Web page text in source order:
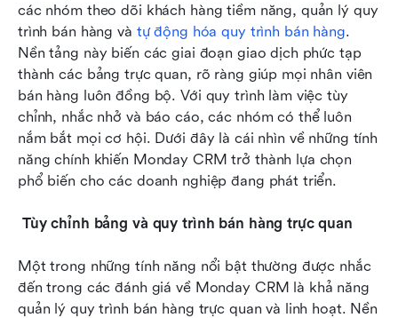
các nhóm theo dõi khách hàng tiềm năng, quản lý quy
trình bán hàng và tự động hóa quy trình bán hàng.
Nền tảng này biến các giai đoạn giao dịch phức tạp
thành các bảng trực quan, rõ ràng giúp mọi nhân viên
bán hàng luôn đồng bộ. Với quy trình làm việc tùy
chỉnh, nhắc nhở và báo cáo, các nhóm có thể luôn
nắm bắt mọi cơ hội. Dưới đây là cái nhìn về những tính
năng chính khiến Monday CRM trở thành lựa chọn
phổ biến cho các doanh nghiệp đang phát triển.
Tùy chỉnh bảng và quy trình bán hàng trực quan
Một trong những tính năng nổi bật thường được nhắc
đến trong các đánh giá về Monday CRM là khả năng
quản lý quy trình bán hàng trực quan và linh hoạt. Nền